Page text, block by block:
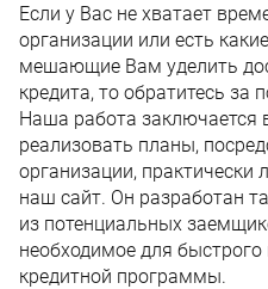
Если у Вас не хватает
организации или есть
мешающие Вам уделить
кредита, то обратитесь
Наша работа заключается
реализовать планы,
организации,
наш сайт. Он разработан
из потенциальных
необходимое для
кредитной программы.